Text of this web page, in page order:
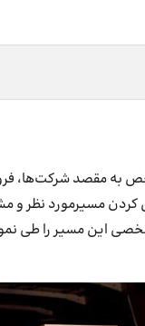
به مقصد شرکت‌ها،
مسیرمورد نظر و
این مسیر را طی